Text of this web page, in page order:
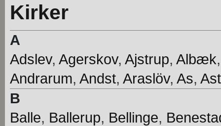
Kirker
A
Adslev, Agerskov, Ajstrup, Albæk
Andrarum, Andst, Araslöv, As,
B
Balle, Ballerup, Bellinge,